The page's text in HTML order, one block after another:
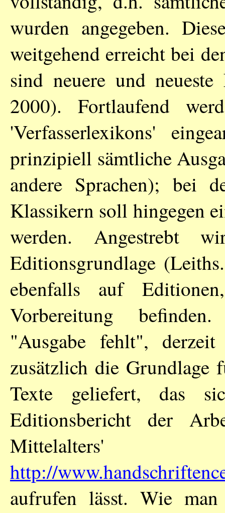
wurden angegeben.
weitgehend erreicht bei
sind neuere und
2000). Fortlaufend
'Verfasserlexikons'
prinzipiell sämtliche
andere Sprachen); bei
Klassikern soll hingegen
werden. Angestrebt
Editionsgrundlage
ebenfalls auf
Vorbereitung
"Ausgabe fehlt",
zusätzlich die Grundlage
Texte geliefert, das
Editionsbericht der
http://
aufrufen lässt. Wie